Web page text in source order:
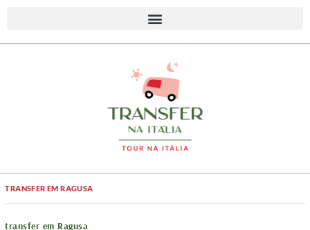
TRANSFER EM RAGUSA
transfer em Ragusa